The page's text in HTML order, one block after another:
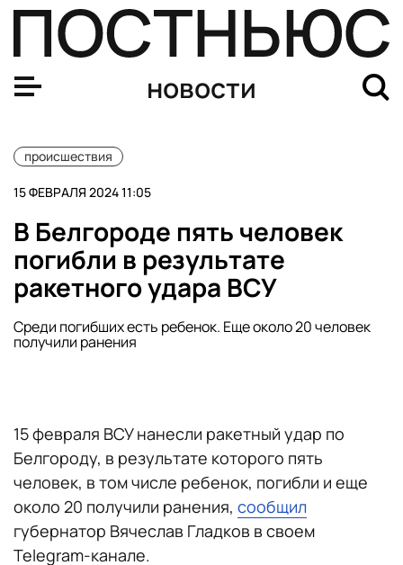
новости
происшествия
15 ФЕВРАЛЯ 2024 11:05
В Белгороде пять человек
погибли в результате
ракетного удара ВСУ
Среди погибших есть ребенок. Еще около 20 человек
получили ранения
15 февраля ВСУ нанесли ракетный удар по
Белгороду, в результате которого пять
человек, в том числе ребенок, погибли и еще
около 20 получили ранения, сообщил
губернатор Вячеслав Гладков в своем
Telegram-канале.
Извержение вулкана Сакурадзима произошло в